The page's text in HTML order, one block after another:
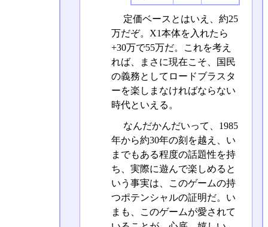
定価ベースとはいえ、約25
万だぞ。X1本体を入れたら
+30万で55万だ。これを考え
れば、まさに現在こそ、国民
の義務としてロードブラスタ
ーを楽しまなければならない
時代といえる。
なんだかんだいって、1985
年から約30年の刻を越え、い
までもある程度の話題性を持
ち、実際に遊んで楽しめると
いう事実は、このゲームの持
つポテンシャルの証明だ。い
まも、このゲームが愛されて